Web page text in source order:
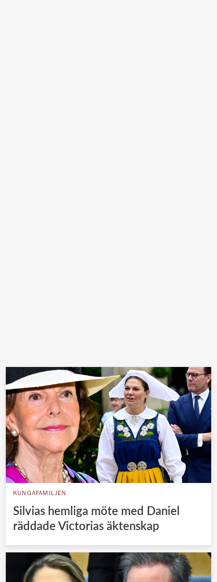
KUNGAFAMILJEN
Silvias hemliga möte med Daniel
räddade Victorias äktenskap